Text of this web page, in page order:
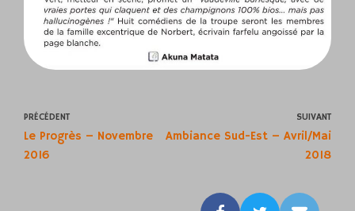
PRÉCÉDENT
Le Progrès – Novembre
2016
SUIVANT
Ambiance Sud-Est – Avril/Mai
2018